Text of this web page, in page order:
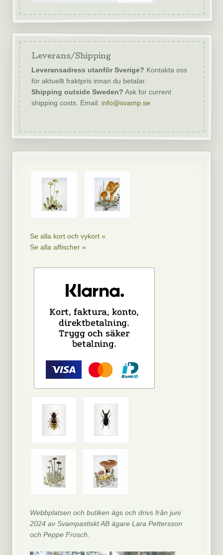
Leverans/Shipping
Leveransadress utanför Sverige? Kontakta oss
för aktuellt fraktpris innan du betalar.
Shipping outside Sweden? Ask for current
shipping costs. Email: info@svamp.se
Se alla kort och vykort »
Se alla affischer »
Webbplatsen och butiken ägs och drivs från juni
2024 av Svampastiskt AB ägare Lara Pettersson
och Peppe Frosch.